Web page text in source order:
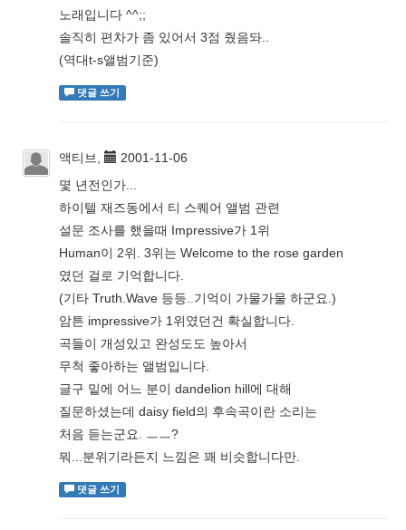
노래입니다 ^^;;
솔직히 편차가 좀 있어서 3점 줬음돠..
(역대t-s앨범기준)
댓글 쓰기
액티브,
2001-11-06
몇 년전인가...
하이텔 재즈동에서 티 스퀘어 앨범 관련
설문 조사를 했을때 Impressive가 1위
Human이 2위. 3위는 Welcome to the rose garden
였던 걸로 기억합니다.
(기타 Truth.Wave 등등..기억이 가물가물 하군요.)
암튼 impressive가 1위였던건 확실합니다.
곡들이 개성있고 완성도도 높아서
무척 좋아하는 앨범입니다.
글구 밑에 어느 분이 dandelion hill에 대해
질문하셨는데 daisy field의 후속곡이란 소리는
처음 듣는군요. ㅡㅡ?
뭐...분위기라든지 느낌은 꽤 비슷합니다만.
댓글 쓰기